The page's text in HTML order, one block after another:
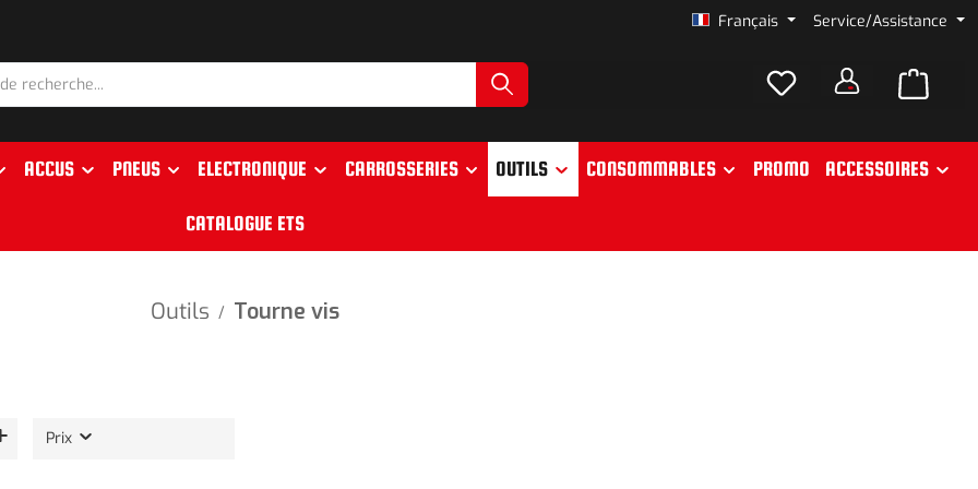
Français Service/Assistance
ACCUS PNEUS ELECTRONIQUE CARROSSERIES OUTILS CONSOMMABLES PROMO ACCESSOIRES
CATALOGUE ETS
Outils / Tourne vis
Prix